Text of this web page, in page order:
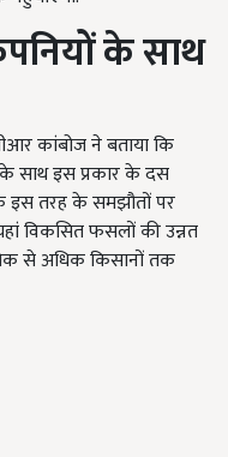
के साथ
कांबोज ने बताया कि
के साथ इस प्रकार के दस
तरह के समझौतों पर
विकसित फसलों की उन्नत
से अधिक किसानों तक